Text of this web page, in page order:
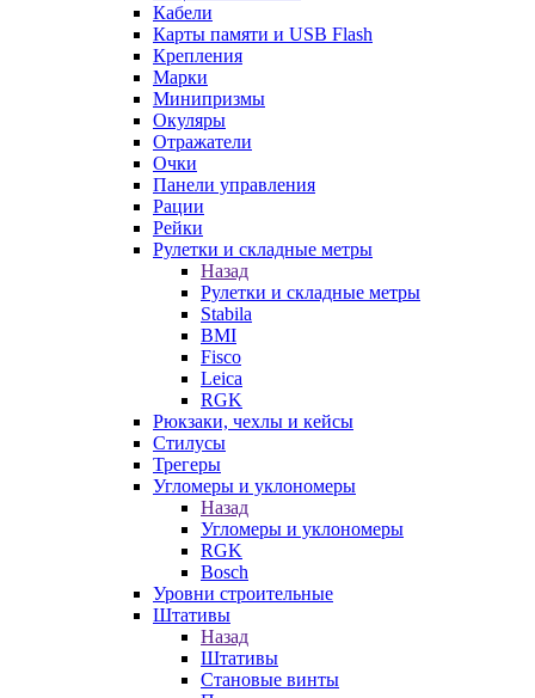
Кабели
Карты памяти и USB Flash
Крепления
Марки
Минипризмы
Окуляры
Отражатели
Очки
Панели управления
Рации
Рейки
Рулетки и складные метры
Назад
Рулетки и складные метры
Stabila
BMI
Fisco
Leica
RGK
Рюкзаки, чехлы и кейсы
Стилусы
Трегеры
Угломеры и уклономеры
Назад
Угломеры и уклономеры
RGK
Bosch
Уровни строительные
Штативы
Назад
Штативы
Становые винты